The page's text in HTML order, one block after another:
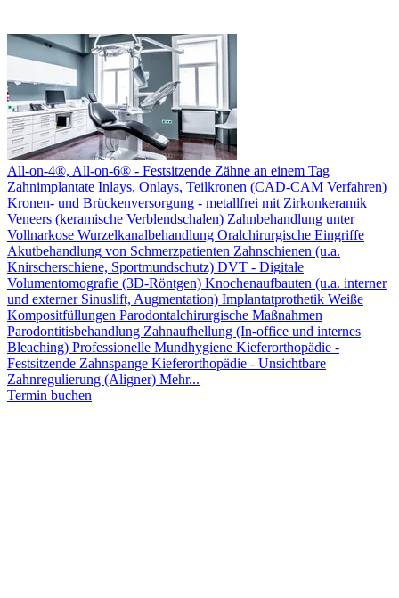
All-on-4®, All-on-6® - Festsitzende Zähne an einem Tag
Zahnimplantate Inlays, Onlays, Teilkronen (CAD-CAM Verfahren)
Kronen- und Brückenversorgung - metallfrei mit Zirkonkeramik
Veneers (keramische Verblendschalen) Zahnbehandlung unter
Vollnarkose Wurzelkanalbehandlung Oralchirurgische Eingriffe
Akutbehandlung von Schmerzpatienten Zahnschienen (u.a.
Knirscherschiene, Sportmundschutz) DVT - Digitale
Volumentomografie (3D-Röntgen) Knochenaufbauten (u.a. interner
und externer Sinuslift, Augmentation) Implantatprothetik Weiße
Kompositfüllungen Parodontalchirurgische Maßnahmen
Parodontitisbehandlung Zahnaufhellung (In-office und internes
Bleaching) Professionelle Mundhygiene Kieferorthopädie -
Festsitzende Zahnspange Kieferorthopädie - Unsichtbare
Zahnregulierung (Aligner) Mehr...
Termin buchen